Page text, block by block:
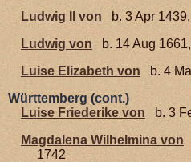
Ludwig II von
b. 3 Apr
Ludwig von
b. 14 Aug
Luise Elizabeth von
b. 4
Württemberg (cont.)
Luise Friederike von
b. 3
Magdalena Wilhelmina von
1742